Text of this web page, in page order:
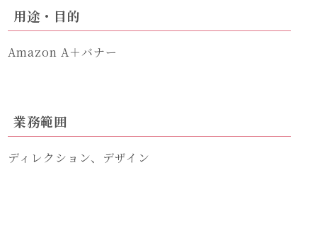
用途・目的
Amazon A＋バナー
業務範囲
ディレクション、デザイン